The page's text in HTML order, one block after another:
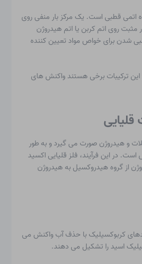
اتمی قطبی است. یک مرکز بار منفی روی
مثبت روی اتم کربن یا اتم هیدروژن
شدن برای خواص مواد تعیین کننده
این ترکیبات برخی هستندواکنش های
قلیایی
و هیدروژن صورت می گیرد و به طور
در این فرآیند، فلز قلیایی اکسید
از گروه هیدروکسیل به هیدروژن
کربوکسیلیک با حذف آب واکنش می
اسید را تشکیل می دهند.